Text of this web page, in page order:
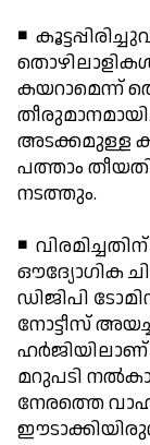
◾
കയറാമെന്ന്
അടക്കമുള്ള
പത്താം
നടത്തും.
◾
ഔദ്യോഗിക
ഡിജിപി
നോട്ടീസ്
ഹര്‍ജിയിലാണ്
മറുപടി
നേരത്തെ